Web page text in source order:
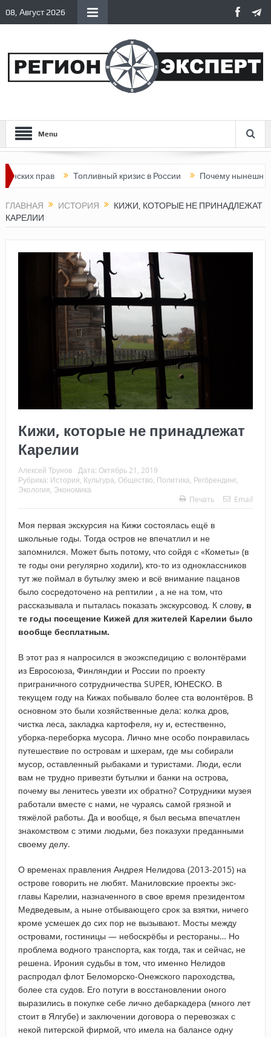
08, Август 2026
Menu
прав Топливный кризис в России Почему нынешняя
ГЛАВНАЯ ИСТОРИЯ
КИЖИ, КОТОРЫЕ НЕ ПРИНАДЛЕЖАТ
КАРЕЛИИ
Кижи, которые не принадлежат
Карелии
Алексей Трунов Дата: Октябрь 21, 2019
Рубрика: История Культура Общество Политика Регбрендинг,
Экология Экономика
Печать
Email
Моя первая экскурсия на Кижи состоялась ещё в
школьные годы. Тогда остров не впечатлил и не
запомнился. Может быть потому, что сойдя с «Кометы» (в
те годы они регулярно ходили), кто-то из одноклассников
тут же поймал в бутылку змею и всё внимание пацанов
было сосредоточено на рептилии , а не на том, что
рассказывала и пыталась показать экскурсовод. К слову, в
те годы посещение Кижей для жителей Карелии было
вообще бесплатным.
В этот раз я напросился в экоэкспедицию с волонтёрами
из Евросоюза, Финляндии и России по проекту
приграничного сотрудничества SUPER, ЮНЕСКО. В
текущем году на Кижах побывало более ста волонтёров. В
основном это были хозяйственные дела: колка дров,
чистка леса, закладка картофеля, ну и, естественно,
уборка-переборка мусора. Лично мне особо понравилась
путешествие по островам и шхерам, где мы собирали
мусор, оставленный рыбаками и туристами. Люди, если
вам не трудно привезти бутылки и банки на острова,
почему вы ленитесь увезти их обратно? Сотрудники музея
работали вместе с нами, не чураясь самой грязной и
тяжёлой работы. Да и вообще, я был весьма впечатлен
знакомством с этими людьми, без показухи преданными
своему делу.
О временах правления Андрея Нелидова (2013-2015) на
острове говорить не любят. Маниловские проекты экс-
главы Карелии, назначенного в свое время президентом
Медведевым, а ныне отбывающего срок за взятки, ничего
кроме усмешек до сих пор не вызывают. Мосты между
островами, гостиницы — небоскрёбы и рестораны… Но
проблема водного транспорта, как тогда, так и сейчас, не
решена. Ирония судьбы в том, что именно Нелидов
распродал флот Беломорско-Онежского пароходства,
более ста судов. Его потуги в восстановлении оного
выразились в покупке себе лично дебаркадера (много лет
стоит в Ялгубе) и заключении договора о перевозках с
некой питерской фирмой, что имела на балансе одну